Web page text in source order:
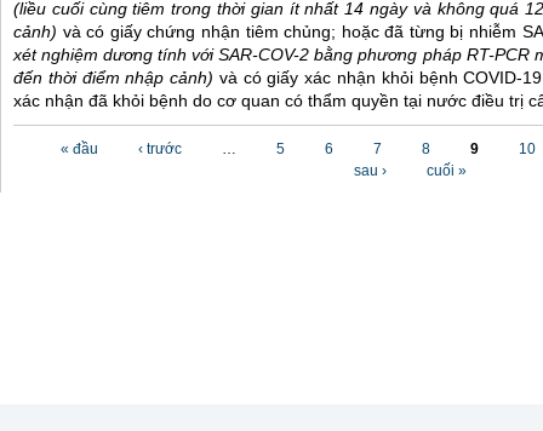
(liều cuối cùng tiêm trong thời gian ít nhất 14 ngày và không quá
cảnh) và có giấy chứng nhận tiêm chủng; hoặc đã từng bị nhiễm
xét nghiệm dương tính với SAR-COV-2 bằng phương pháp RT-PCR
đến thời điểm nhập cảnh) và có giấy xác nhận khỏi bệnh COVID-
xác nhận đã khỏi bệnh do cơ quan có thẩm quyền tại nước điều trị
« đầu ‹ trước … 5 6 7 8 9
10
sau ›
cuối »